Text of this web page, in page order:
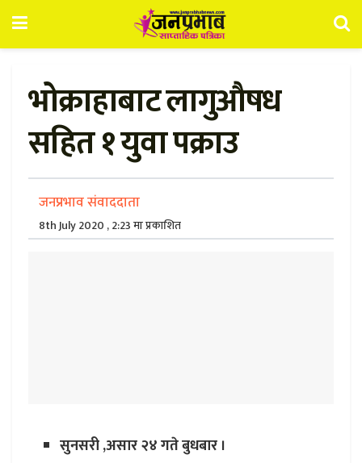
भोक्राहाबाट लागुऔषध
सहित १ युवा पक्राउ
जनप्रभाव संवाददाता
8th July 2020 , 2:23 मा प्रकाशित
सुनसरी ,असार २४ गते बुधबार ।